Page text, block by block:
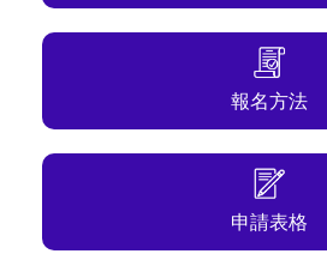
報名方法
申請表格